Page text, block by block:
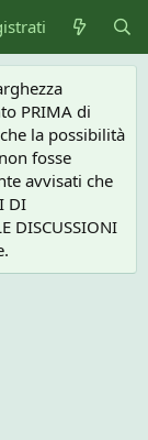
PRIMA di
la possibilità
fosse
avvisati che
DI
DISCUSSIONI